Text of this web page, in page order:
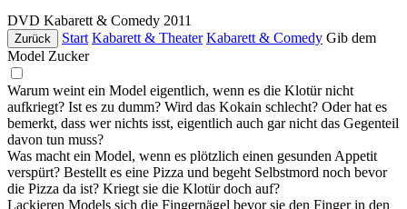
DVD Kabarett & Comedy 2011
Zurück Start Kabarett & Theater Kabarett & Comedy Gib dem
Model Zucker
Warum weint ein Model eigentlich, wenn es die Klotür nicht
aufkriegt? Ist es zu dumm? Wird das Kokain schlecht? Oder hat es
bemerkt, dass wer nichts isst, eigentlich auch gar nicht das Gegenteil
davon tun muss?
Was macht ein Model, wenn es plötzlich einen gesunden Appetit
verspürt? Bestellt es eine Pizza und begeht Selbstmord noch bevor
die Pizza da ist? Kriegt sie die Klotür doch auf?
Lackieren Models sich die Fingernägel bevor sie den Finger in den